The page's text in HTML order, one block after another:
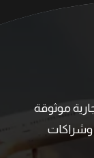
موثوقة
وشراكات